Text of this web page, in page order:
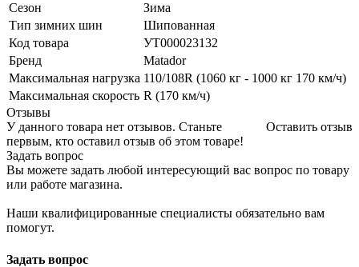
Сезон
Зима
Тип зимних шин
Шипованная
Код товара
УТ000023132
Бренд
Matador
Максимальная нагрузка 110/108R (1060 кг - 1000 кг 170 км/ч)
Максимальная скорость R (170 км/ч)
Отзывы
Оставить отзыв
У данного товара нет отзывов. Станьте
первым, кто оставил отзыв об этом товаре!
Задать вопрос
Вы можете задать любой интересующий вас вопрос по товару
или работе магазина.
Наши квалифицированные специалисты обязательно вам
помогут.
Задать вопрос